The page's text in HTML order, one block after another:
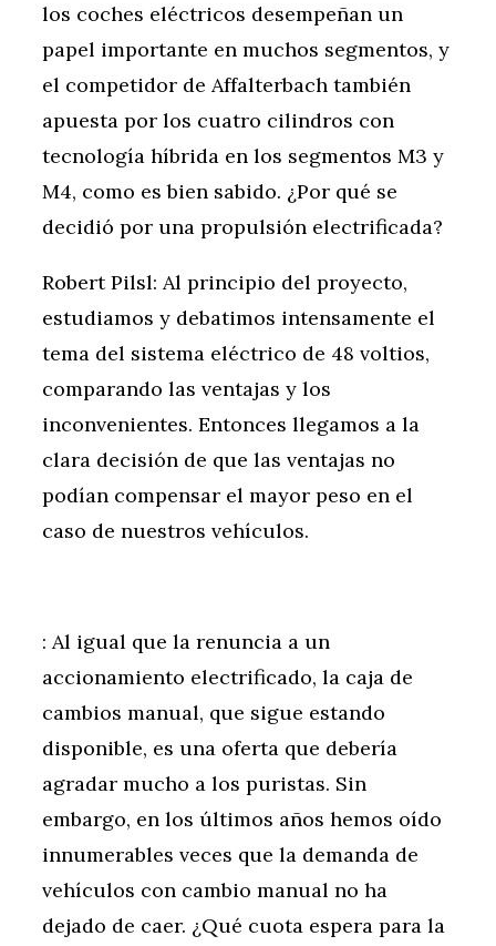
los coches eléctricos desempeñan un
papel importante en muchos segmentos, y
el competidor de Affalterbach también
apuesta por los cuatro cilindros con
tecnología híbrida en los segmentos M3 y
M4, como es bien sabido. ¿Por qué se
decidió por una propulsión electrificada?
Robert Pilsl: Al principio del proyecto,
estudiamos y debatimos intensamente el
tema del sistema eléctrico de 48 voltios,
comparando las ventajas y los
inconvenientes. Entonces llegamos a la
clara decisión de que las ventajas no
podían compensar el mayor peso en el
caso de nuestros vehículos.
: Al igual que la renuncia a un
accionamiento electrificado, la caja de
cambios manual, que sigue estando
disponible, es una oferta que debería
agradar mucho a los puristas. Sin
embargo, en los últimos años hemos oído
innumerables veces que la demanda de
vehículos con cambio manual no ha
dejado de caer. ¿Qué cuota espera para la